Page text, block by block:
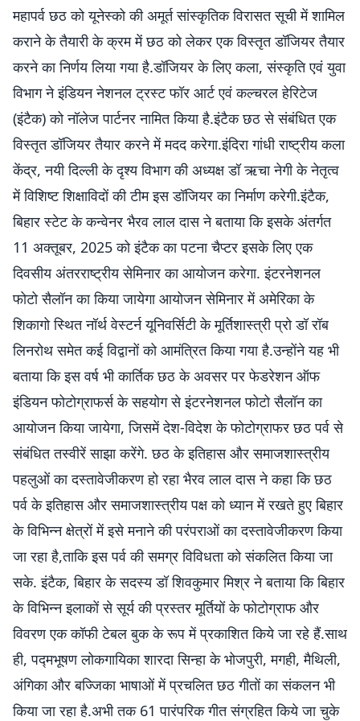
महापर्व छठ को यूनेस्को की अमूर्त सांस्कृतिक विरासत सूची में शामिल
कराने के तैयारी के क्रम में छठ को लेकर एक विस्तृत डॉजियर तैयार
करने का निर्णय लिया गया है.डॉजियर के लिए कला, संस्कृति एवं युवा
विभाग ने इंडियन नेशनल ट्रस्ट फॉर आर्ट एवं कल्चरल हेरिटेज
(इंटैक) को नॉलेज पार्टनर नामित किया है.इंटैक छठ से संबंधित एक
विस्तृत डॉजियर तैयार करने में मदद करेगा.इंदिरा गांधी राष्ट्रीय कला
केंद्र, नयी दिल्ली के दृश्य विभाग की अध्यक्ष डॉ ऋचा नेगी के नेतृत्व
में विशिष्ट शिक्षाविदों की टीम इस डॉजियर का निर्माण करेगी.इंटैक,
बिहार स्टेट के कन्वेनर भैरव लाल दास ने बताया कि इसके अंतर्गत
11 अक्तूबर, 2025 को इंटैक का पटना चैप्टर इसके लिए एक
दिवसीय अंतरराष्ट्रीय सेमिनार का आयोजन करेगा. इंटरनेशनल
फोटो सैलॉन का किया जायेगा आयोजन सेमिनार में अमेरिका के
शिकागो स्थित नॉर्थ वेस्टर्न यूनिवर्सिटी के मूर्तिशास्त्री प्रो डॉ रॉब
लिनरोथ समेत कई विद्वानों को आमंत्रित किया गया है.उन्होंने यह भी
बताया कि इस वर्ष भी कार्तिक छठ के अवसर पर फेडरेशन ऑफ
इंडियन फोटोग्राफर्स के सहयोग से इंटरनेशनल फोटो सैलॉन का
आयोजन किया जायेगा, जिसमें देश-विदेश के फोटोग्राफर छठ पर्व से
संबंधित तस्वीरें साझा करेंगे. छठ के इतिहास और समाजशास्त्रीय
पहलुओं का दस्तावेजीकरण हो रहा भैरव लाल दास ने कहा कि छठ
पर्व के इतिहास और समाजशास्त्रीय पक्ष को ध्यान में रखते हुए बिहार
के विभिन्न क्षेत्रों में इसे मनाने की परंपराओं का दस्तावेजीकरण किया
जा रहा है,ताकि इस पर्व की समग्र विविधता को संकलित किया जा
सके. इंटैक, बिहार के सदस्य डॉ शिवकुमार मिश्र ने बताया कि बिहार
के विभिन्न इलाकों से सूर्य की प्रस्तर मूर्तियों के फोटोग्राफ और
विवरण एक कॉफी टेबल बुक के रूप में प्रकाशित किये जा रहे हैं.साथ
ही, पद्मभूषण लोकगायिका शारदा सिन्हा के भोजपुरी, मगही, मैथिली,
अंगिका और बज्जिका भाषाओं में प्रचलित छठ गीतों का संकलन भी
किया जा रहा है.अभी तक 61 पारंपरिक गीत संग्रहित किये जा चुके